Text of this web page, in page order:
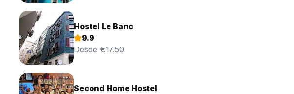
Hostel Le Banc
9.9
Desde €17.50
Second Home Hostel